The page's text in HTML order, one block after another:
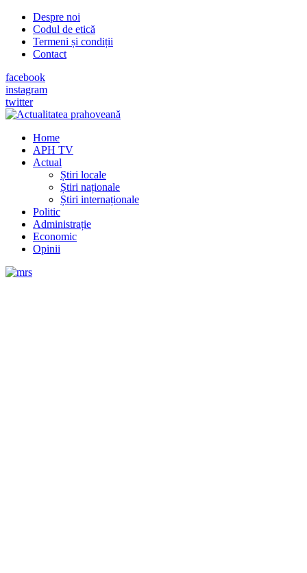
Despre noi
Codul de etică
Termeni și condiții
Contact
facebook
instagram
twitter
Home
APH TV
Actual
Știri locale
Știri naționale
Știri internaționale
Politic
Administrație
Economic
Opinii